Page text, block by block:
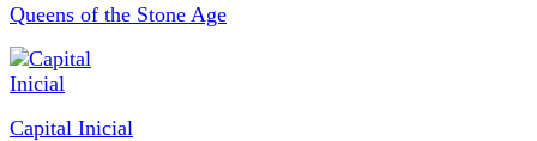
Queens of the Stone Age
Capital Inicial